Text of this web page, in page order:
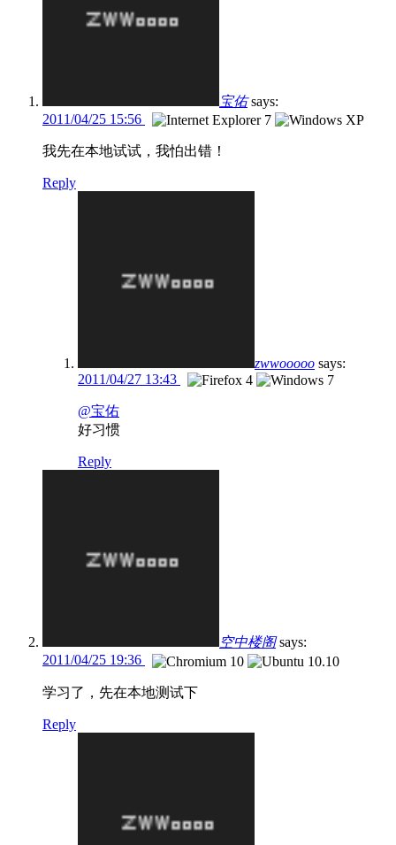
宝佑 says:
2011/04/25 15:56
我先在本地试试，我怕出错！
Reply
zwwooooo says:
2011/04/27 13:43
@宝佑
好习惯
Reply
空中楼阁 says:
2011/04/25 19:36
学习了，先在本地测试下
Reply